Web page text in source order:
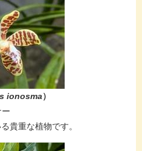
ionosma​）
貴重な植物です。